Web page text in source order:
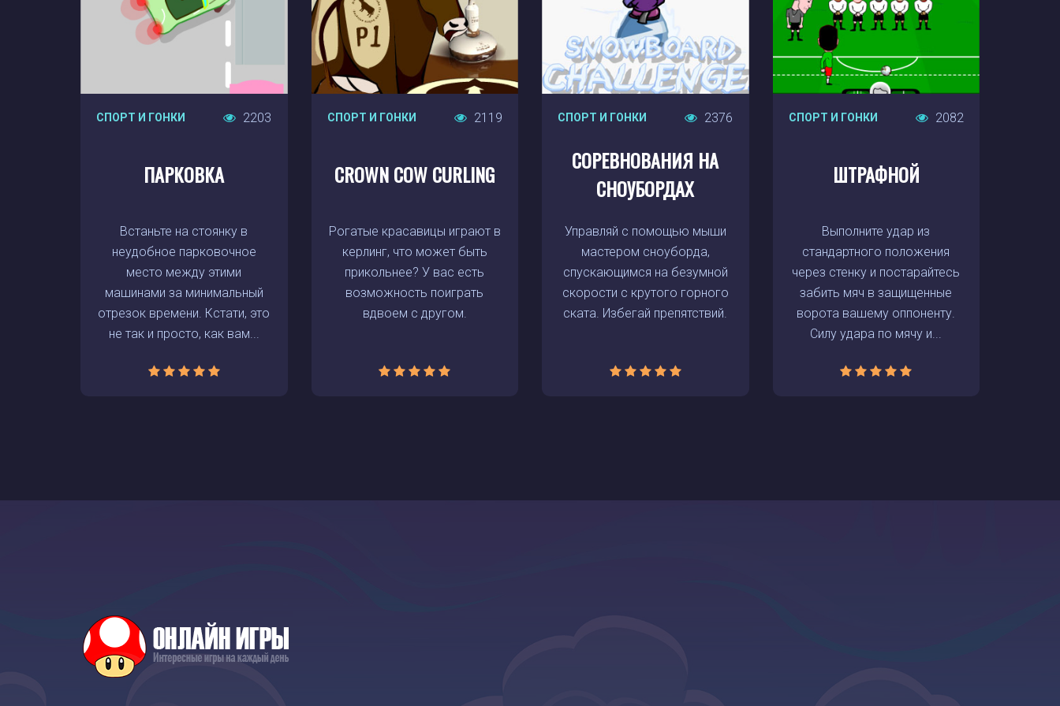
СПОРТ И ГОНКИ 2203
ПАРКОВКА
Встаньте на стоянку в
неудобное парковочное
место между этими
машинами за минимальный
отрезок времени. Кстати, это
не так и просто, как вам...
СПОРТ И ГОНКИ 2119
CROWN COW CURLING
Рогатые красавицы играют в
керлинг, что может быть
прикольнее? У вас есть
возможность поиграть
вдвоем с другом.
СПОРТ И ГОНКИ 2376
СОРЕВНОВАНИЯ НА
СНОУБОРДАХ
Управляй с помощью мыши
мастером сноуборда,
спускающимся на безумной
скорости с крутого горного
ската. Избегай препятствий.
СПОРТ И ГОНКИ 2082
ШТРАФНОЙ
Выполните удар из
стандартного положения
через стенку и постарайтесь
забить мяч в защищенные
ворота вашему оппоненту.
Силу удара по мячу и...